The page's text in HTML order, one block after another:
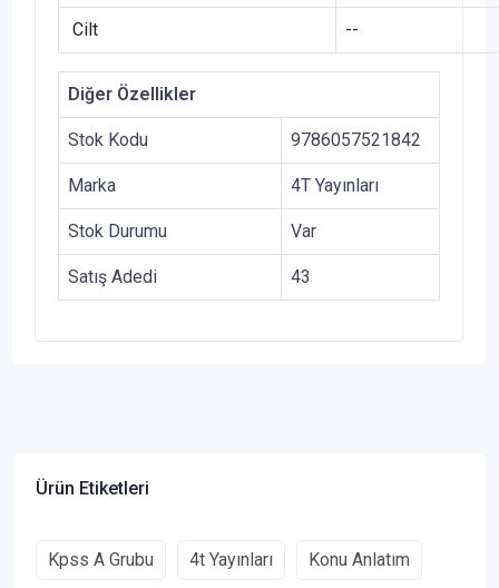
Cilt --
Diğer Özellikler
Stok Kodu 9786057521842
Marka 4T Yayınları
Stok Durumu Var
Satış Adedi 43
Ürün Etiketleri
Kpss A Grubu 4t Yayınları Konu Anlatım